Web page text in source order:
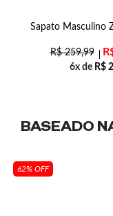
Sapato Masculino
R$259,99
6x de R$
BASEADO
62% OFF